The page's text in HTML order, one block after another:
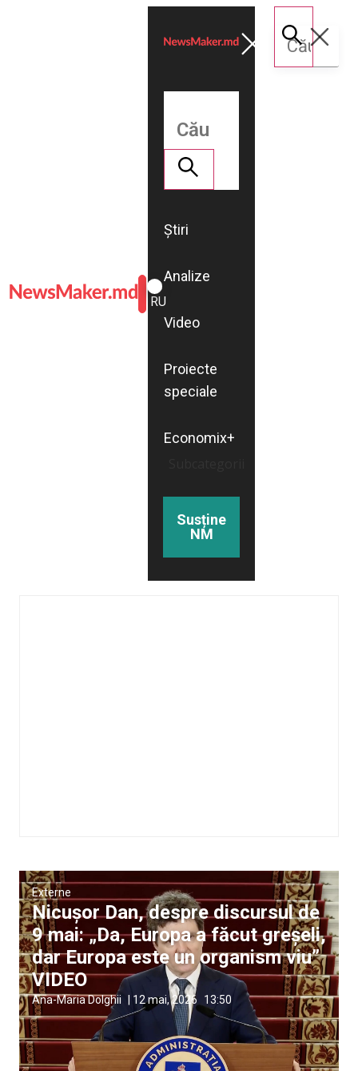
ROMÂNĂ
RU
Știri
Analize
Video
Proiecte
speciale
Economix+
Susține
NM
Externe
Nicușor Dan, despre discursul de
9 mai: „Da, Europa a făcut greșeli,
dar Europa este un organism viu”
VIDEO
Ana-Maria Dolghii 12 mai, 2026 13:50